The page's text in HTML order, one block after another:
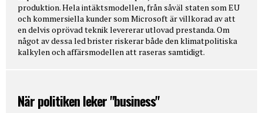
produktion. Hela intäktsmodellen, från såväl staten som EU
och kommersiella kunder som Microsoft är villkorad av att
en delvis oprövad teknik levererar utlovad prestanda. Om
något av dessa led brister riskerar både den klimatpolitiska
kalkylen och affärsmodellen att raseras samtidigt.
När politiken leker "business"